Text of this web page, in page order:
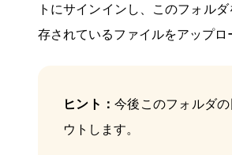
トにサインインし、このフォル
存されているファイルをアップロ
ヒント：今後このフォルダ
ウトします。